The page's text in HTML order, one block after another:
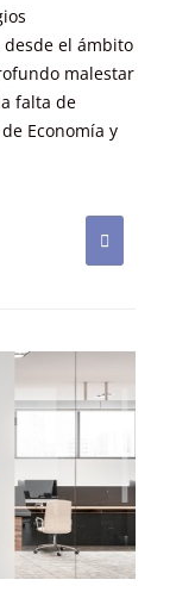
desde el ámbito
malestar
falta de
Economía y